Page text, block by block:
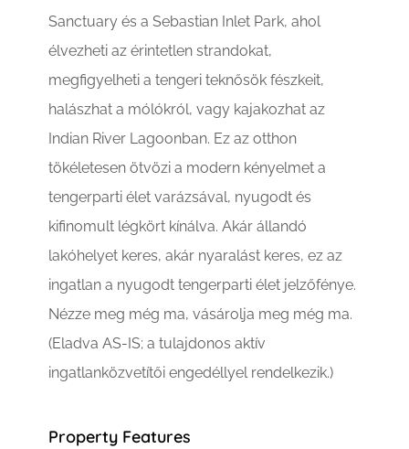
Sanctuary és a Sebastian Inlet Park, ahol
élvezheti az érintetlen strandokat,
megfigyelheti a tengeri teknősök fészkeit,
halászhat a mólókról, vagy kajakozhat az
Indian River Lagoonban. Ez az otthon
tökéletesen ötvözi a modern kényelmet a
tengerparti élet varázsával, nyugodt és
kifinomult légkört kínálva. Akár állandó
lakóhelyet keres, akár nyaralást keres, ez az
ingatlan a nyugodt tengerparti élet jelzőfénye.
Nézze meg még ma, vásárolja meg még ma.
(Eladva AS-IS; a tulajdonos aktív
ingatlanközvetítői engedéllyel rendelkezik.)
Property Features